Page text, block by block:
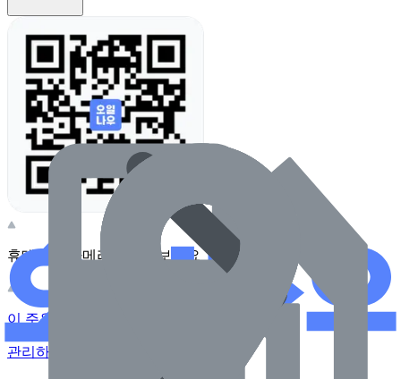
휴대전화 카메라로 찍어보세요
이 주유소의 사장님이신가요?
관리하기